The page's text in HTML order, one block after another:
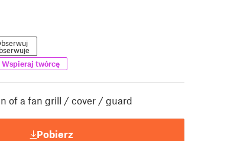
Wspieraj twórcę
of a fan grill / cover / guard
Pobierz